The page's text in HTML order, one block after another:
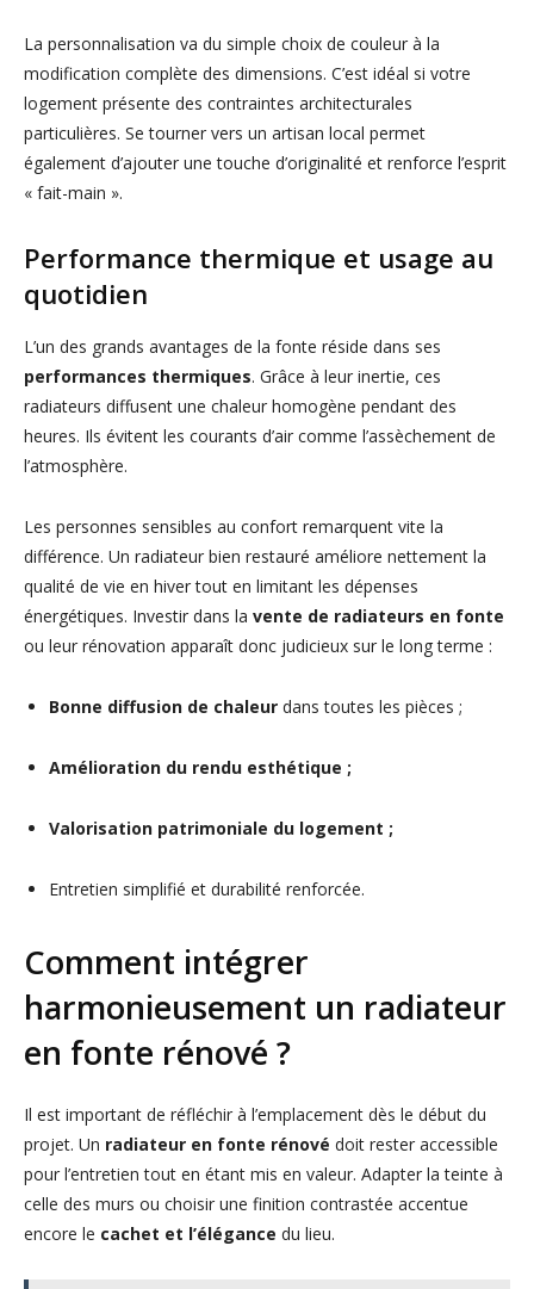
La personnalisation va du simple choix de couleur à la
modification complète des dimensions. C’est idéal si votre
logement présente des contraintes architecturales
particulières. Se tourner vers un artisan local permet
également d’ajouter une touche d’originalité et renforce l’esprit
« fait-main ».
Performance thermique et usage au
quotidien
L’un des grands avantages de la fonte réside dans ses
performances thermiques. Grâce à leur inertie, ces
radiateurs diffusent une chaleur homogène pendant des
heures. Ils évitent les courants d’air comme l’assèchement de
l’atmosphère.
Les personnes sensibles au confort remarquent vite la
différence. Un radiateur bien restauré améliore nettement la
qualité de vie en hiver tout en limitant les dépenses
énergétiques. Investir dans la vente de radiateurs en fonte
ou leur rénovation apparaît donc judicieux sur le long terme :
Bonne diffusion de chaleur dans toutes les pièces ;
Amélioration du rendu esthétique ;
Valorisation patrimoniale du logement ;
Entretien simplifié et durabilité renforcée.
Comment intégrer
harmonieusement un radiateur
en fonte rénové ?
Il est important de réfléchir à l’emplacement dès le début du
projet. Un radiateur en fonte rénové doit rester accessible
pour l’entretien tout en étant mis en valeur. Adapter la teinte à
celle des murs ou choisir une finition contrastée accentue
encore le cachet et l’élégance du lieu.